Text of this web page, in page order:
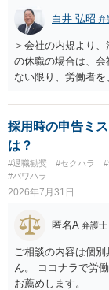
交渉は一般的です
ースにする、算定
費・未回収費用の
前に契約書の内容
す。 争点は、契約
るか、解除事由が
合理的か、という
バランスの問題もあ
コストを抑えやす
をお勧めします。
ト側に損害賠償が発
し、事務所側が一
は、合理性や対価性
の重大な契約違反
あります。
白井 弘昭 弁
＞会社の内規より
の休職の場合は、
ない限り、労働者
期間満了による退
ください。 仮に会
に当たります。 ＞
に、受け取れる金銭
の安全配慮義務違反
責任（治療費、通院
災での第三者行為
第三者の賠償責任
ら控除（損益相殺
は、第三者から支
要になると思いま
採用時の申告ミ
は？
#退職勧奨 #セクハラ
#パワハラ
2026年7月31日
匿名A 弁護士
ご相談の内容は個
ん。 ココナラで労
お薦めします。